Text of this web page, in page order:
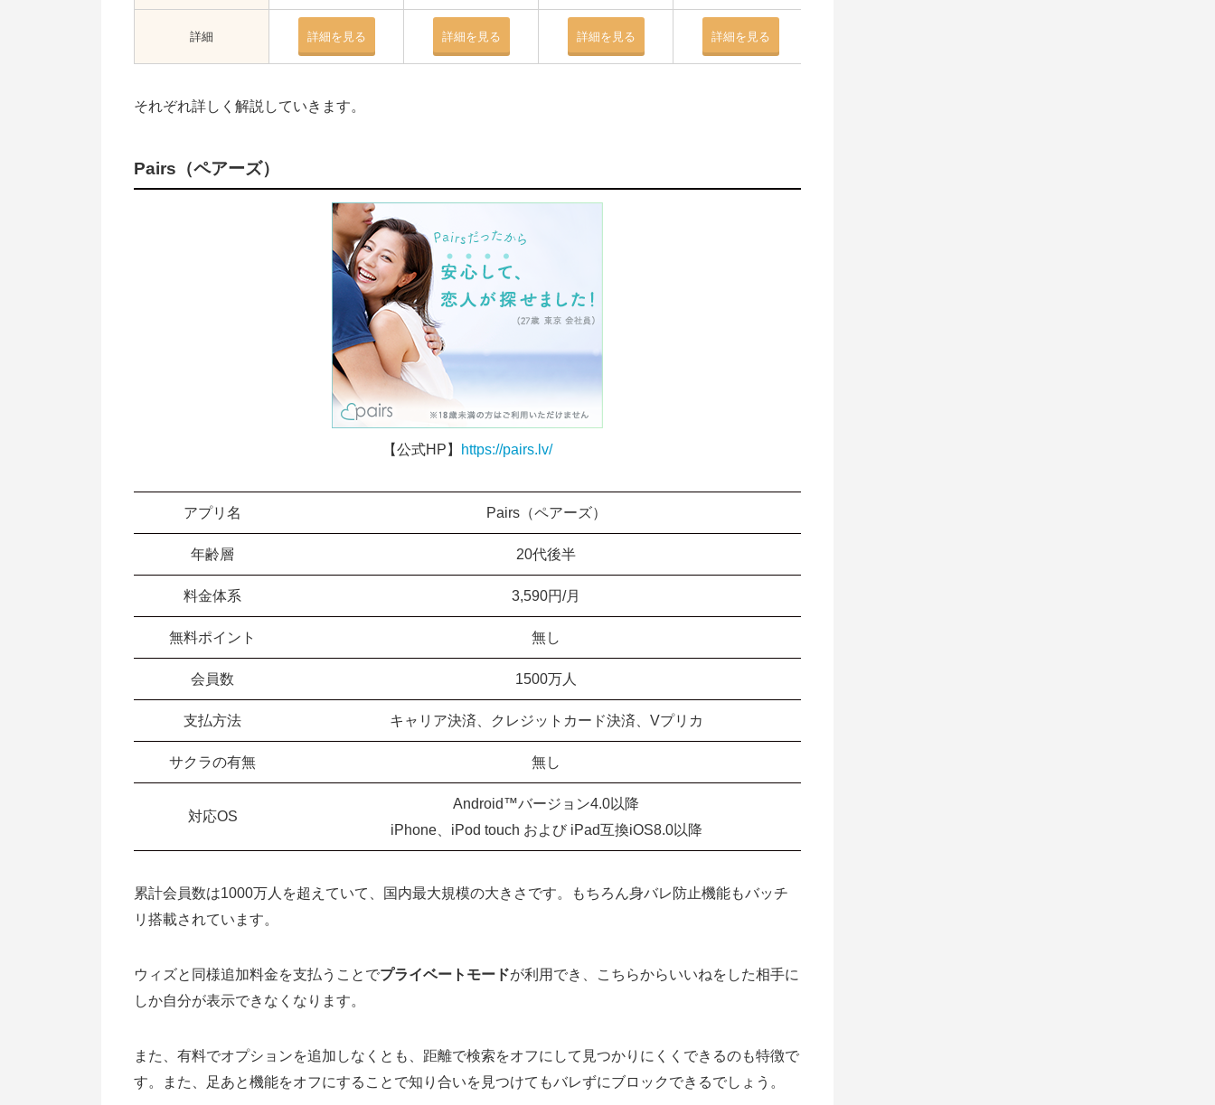
詳細 詳細を見る 詳細を見る 詳細を見る 詳細を見る
それぞれ詳しく解説していきます。
Pairs（ペアーズ）
【公式HP】 https://pairs.lv/
アプリ名 Pairs（ペアーズ）
年齢層 20代後半
料金体系 3,590円/月
無料ポイント 無し
会員数 1500万人
支払方法 キャリア決済、クレジットカード決済、Vプリカ
サクラの有無 無し
対応OS
Android™バージョン4.0以降
iPhone、iPod touch および iPad互換iOS8.0以降
累計会員数は1000万人を超えていて、国内最大規模の大きさです。もちろん身バレ防止機能もバッチ
リ搭載されています。
ウィズと同様追加料金を支払うことでプライベートモードが利用でき、こちらからいいねをした相手に
しか自分が表示できなくなります。
また、有料でオプションを追加しなくとも、距離で検索をオフにして見つかりにくくできるのも特徴で
す。また、足あと機能をオフにすることで知り合いを見つけてもバレずにブロックできるでしょう。